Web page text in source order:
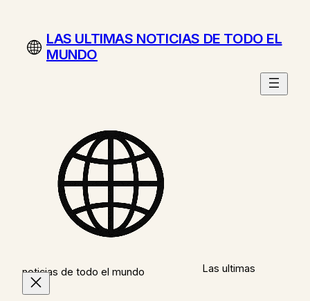
contenidoLAS ULTIMAS NOTICIAS DE TODO EL
MUNDO
Las ultimas
noticias de todo el mundo